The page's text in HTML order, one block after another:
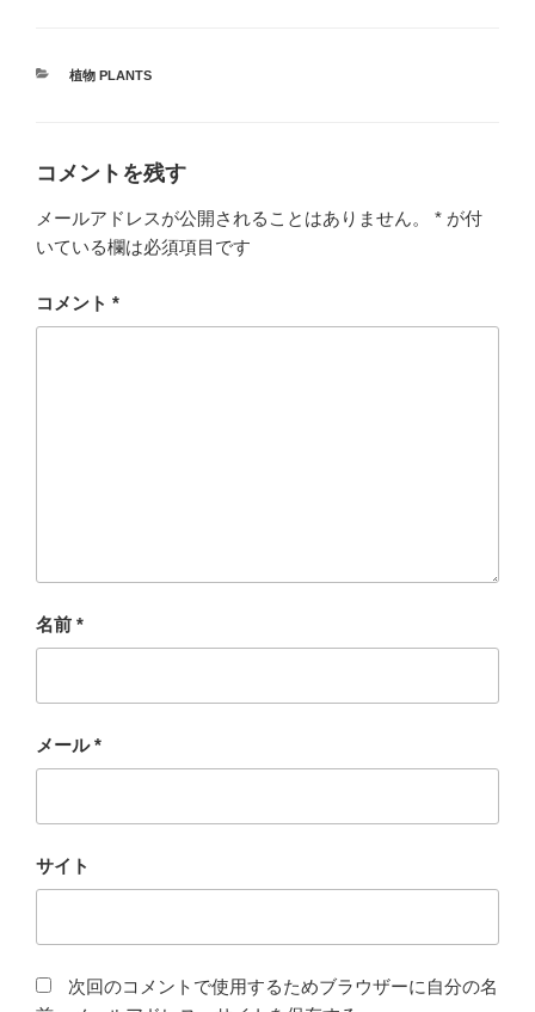
カ
植物 PLANTS
コメントを残す
メールアドレスが公開されることはありません。 * が付
いている欄は必須項目です
コメント *
名前 *
メール*
サイト
次回のコメントで使用するためブラウザーに自分の名